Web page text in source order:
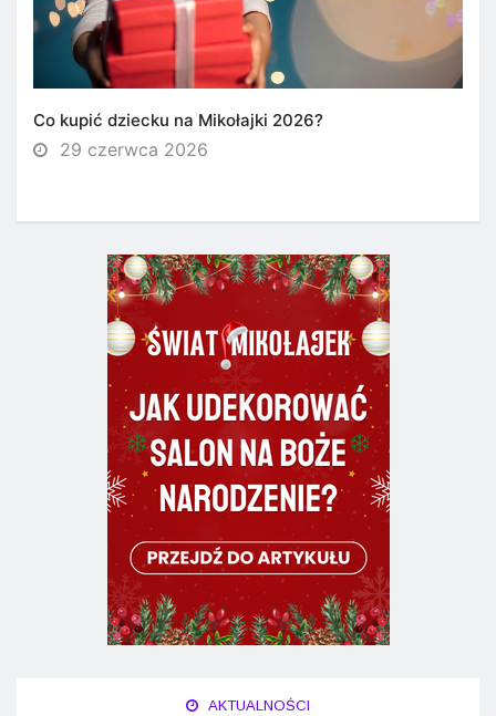
Co kupić dziecku na Mikołajki 2026?
29 czerwca 2026
AKTUALNOŚCI